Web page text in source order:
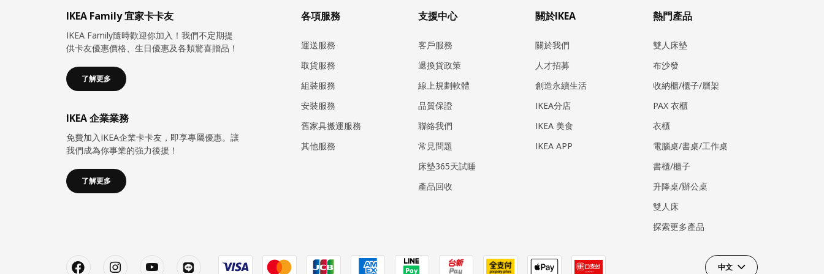
IKEA Family 宜家卡卡友
IKEA Family隨時歡迎你加入！我們不定期提
供卡友優惠價格、生日優惠及各類驚喜贈品！
了解更多
IKEA 企業業務
免費加入IKEA企業卡卡友，即享專屬優惠。讓
我們成為你事業的強力後援！
了解更多
各項服務
運送服務
取貨服務
組裝服務
安裝服務
​舊家具搬運服務
其他服務
支援中心
客戶服務
退換貨政策
線上規劃軟體
品質保證
聯絡我們
常見問題
床墊365天試睡
產品回收
關於IKEA
關於我們
人才招募
創造永續生活
IKEA分店
IKEA 美食
IKEA APP
熱門產品
雙人床墊
布沙發
收納櫃/櫃子/層架
PAX 衣櫃
衣櫃
電腦桌/書桌/工作桌
書櫃/櫃子
升降桌/辦公桌
雙人床
探索更多產品
中文